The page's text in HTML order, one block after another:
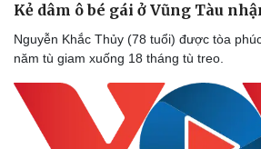
Kẻ dâm ô bé gái ở Vũng Tàu
Nguyễn Khắc Thủy (78 tuổi) được tòa
năm tù giam xuống 18 tháng tù treo.